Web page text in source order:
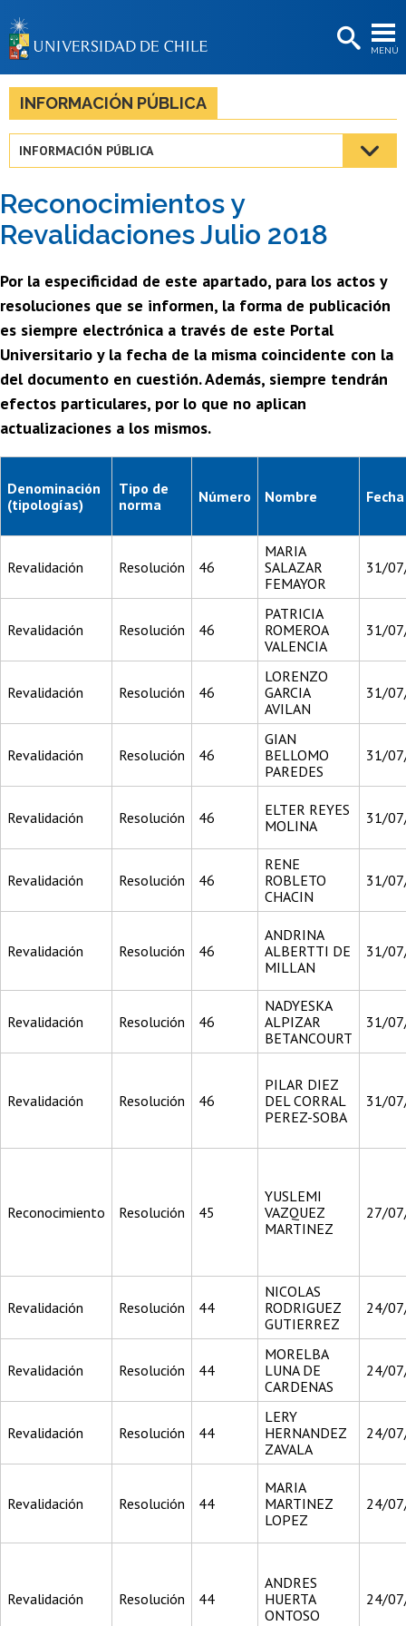
MENÚ
BIBLIOTECAS
LA UNIVERSIDAD
Estudiantes
Académicas/os
Funcionarias/os
Egresadas/os
INFORMACIÓN PÚBLICA
INFORMACIÓN PÚBLICA
Reconocimientos y
Revalidaciones Julio 2018
Por la especificidad de este apartado, para los actos y
resoluciones que se informen, la forma de publicación
es siempre electrónica a través de este Portal
Universitario y la fecha de la misma coincidente con la
del documento en cuestión. Además, siempre tendrán
efectos particulares, por lo que no aplican
actualizaciones a los mismos.
Denominación
(tipologías)
Tipo de
norma
Número Nombre Fecha
Revalidación Resolución 46
MARIA
SALAZAR
FEMAYOR
31/
Revalidación Resolución 46
PATRICIA
ROMEROA
VALENCIA
31/
Revalidación Resolución 46
LORENZO
GARCIA
AVILAN
31/
Revalidación Resolución 46
GIAN
BELLOMO
PAREDES
31/
Revalidación Resolución 46
ELTER REYES
MOLINA
31/
Revalidación Resolución 46
RENE
ROBLETO
CHACIN
31/
Revalidación Resolución 46
ANDRINA
ALBERTTI DE
MILLAN
31/
Revalidación Resolución 46
NADYESKA
ALPIZAR
BETANCOURT
31/
Revalidación Resolución 46
PILAR DIEZ
DEL CORRAL
PEREZ-SOBA
31/
Reconocimiento Resolución 45
YUSLEMI
VAZQUEZ
MARTINEZ
27/
Revalidación Resolución 44
NICOLAS
RODRIGUEZ
GUTIERREZ
24/
Revalidación Resolución 44
MORELBA
LUNA DE
CARDENAS
24/
Revalidación Resolución 44
LERY
HERNANDEZ
ZAVALA
24/
Revalidación Resolución 44
MARIA
MARTINEZ
LOPEZ
24/
Revalidación Resolución 44
ANDRES
HUERTA
ONTOSO
24/